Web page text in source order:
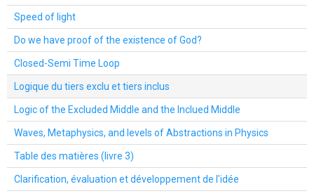
Speed of light
Do we have proof of the existence of God?
Closed-Semi Time Loop
Logique du tiers exclu et tiers inclus
Logic of the Excluded Middle and the Inclued Middle
Waves, Metaphysics, and levels of Abstractions in Physics
Table des matières (livre 3)
Clarification, évaluation et développement de l'idée